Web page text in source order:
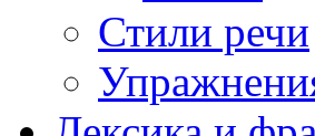
Стили речи